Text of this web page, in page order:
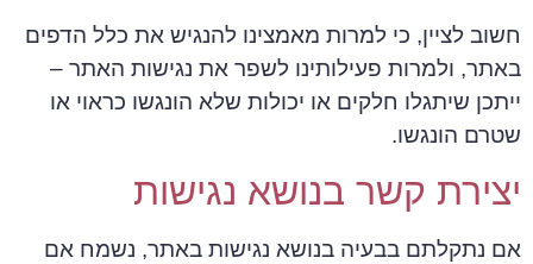
חשוב לציין, כי למרות מאמצינו להנגיש את כלל הדפים
באתר, ולמרות פעילותינו לשפר את נגישות האתר –
ייתכן שיתגלו חלקים או יכולות שלא הונגשו כראוי או
שטרם הונגשו.
יצירת קשר בנושא נגישות
אם נתקלתם בבעיה בנושא נגישות באתר, נשמח אם